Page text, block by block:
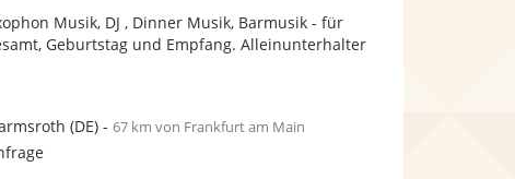
Sternen
Musik, DJ , Dinner Musik, Barmusik - für
Geburtstag und Empfang. Alleinunterhalter
(DE)- 67 km von Frankfurt am Main